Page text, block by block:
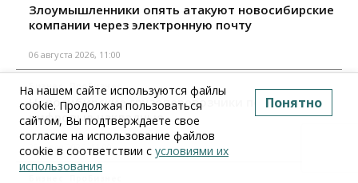
Злоумышленники опять атакуют новосибирские
компании через электронную почту
06 августа 2026, 11:00
Бизнес ПроБизнес
Новосибирские грузоперевозчики переходят на
цифровые накладные
28 июля 2026, 11:00
На нашем сайте используются файлы
cookie. Продолжая пользоваться
сайтом, Вы подтверждаете свое
согласие на использование файлов
cookie в соответствии с условиями их
использования
Понятно